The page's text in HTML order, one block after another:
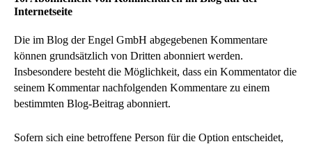
Internetseite
Die im Blog der Engel GmbH abgegebenen Kommentare
können grundsätzlich von Dritten abonniert werden.
Insbesondere besteht die Möglichkeit, dass ein Kommentator die
seinem Kommentar nachfolgenden Kommentare zu einem
bestimmten Blog-Beitrag abonniert.
Sofern sich eine betroffene Person für die Option entscheidet,